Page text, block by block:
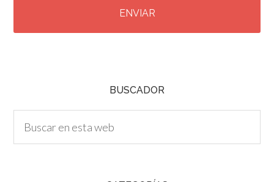
BUSCADOR